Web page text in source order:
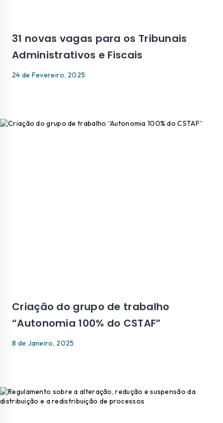
31 novas vagas para os Tribunais
Administrativos e Fiscais
24 de Fevereiro, 2025
Criação do grupo de trabalho
“Autonomia 100% do CSTAF”
8 de Janeiro, 2025